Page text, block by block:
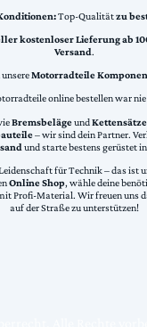
Top-Qualitätzu
kostenloser Lieferung ab
Versand.
Motorradteile
online bestellen war
BremsbelägeundKettensätze
– wir sind dein Partner.
und starte bestens gerüstet
für Technik – das ist
Online Shop, wähle deine
Profi-Material. Wir freuen uns
auf der Straße zu unterstützen!